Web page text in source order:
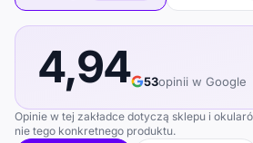
4,94 53opinii w Google
Opinie w tej zakładce dotyczą sklepu i
nie tego konkretnego produktu.